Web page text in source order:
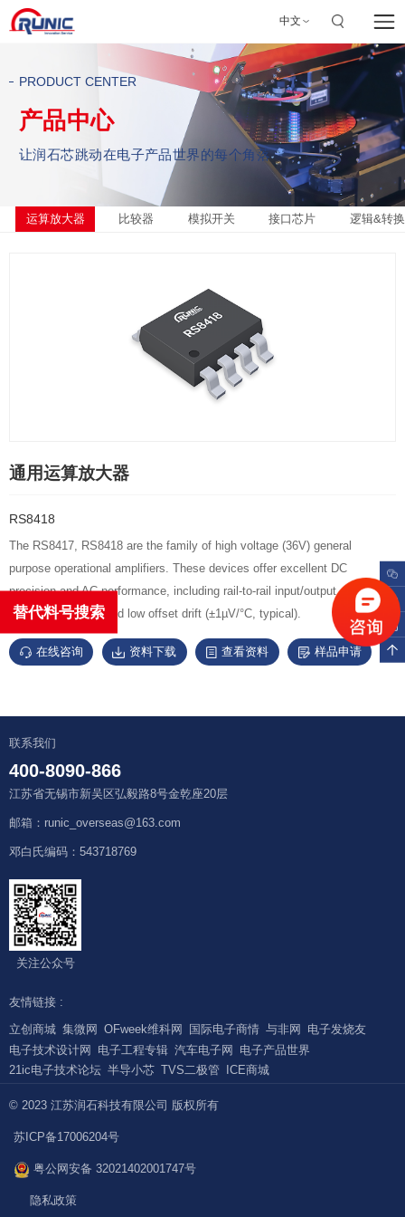
中文
PRODUCT CENTER
产品中心
让润石芯跳动在电子产品世界的每个角落
运算放大器 比较器 模拟开关 接口芯片 逻辑&转换
通用运算放大器
RS8418
The RS8417, RS8418 are the family of high voltage (36V) general
purpose operational amplifiers. These devices offer excellent DC
precision and AC performance, including rail-to-rail input/output, low offset
(±0.3mV, typical), and low offset drift (±1µV/°C, typical).
在线咨询 资料下载 查看资料 样品申请
替代料号搜索
联系我们
400-8090-866
江苏省无锡市新吴区弘毅路8号金乾座20层
邮箱：runic_overseas@163.com
邓白氏编码：543718769
关注公众号
友情链接 :
立创商城 集微网 OFweek维科网 国际电子商情 与非网
电子发烧友
电子技术设计网
电子工程专辑 汽车电子网
电子产品世界
21ic电子技术论坛 半导小芯 TVS二极管 ICE商城
© 2023 江苏润石科技有限公司 版权所有
苏ICP备17006204号
粤公网安备 32021402001747号
隐私政策